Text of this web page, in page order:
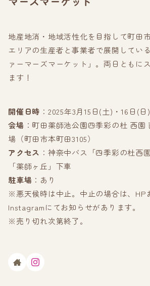
地産地消・地域活性化を目指して町田
エリアの生産者と事業者で展開してい
ァーマーズマーケット」。両日ともに
ます！
開催日時 ：2025年3月15日(土)・16日(
会場 ：町田薬師池公園四季彩の杜 西園
場（町田市本町田3105）
アクセス ：神奈中バス「四季彩の杜西
「薬師ヶ丘」下車
駐車場 ：あり
※悪天候時は中止。中止の場合は、HP
Instagramにてお知らせがあります。
※売り切れ次第終了。